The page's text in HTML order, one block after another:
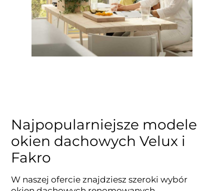
Najpopularniejsze modele
okien dachowych Velux i
Fakro
W naszej ofercie znajdziesz szeroki wybór